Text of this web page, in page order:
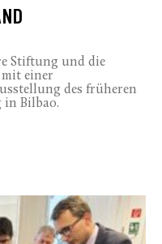
Stiftung und die
einer
des früheren
in Bilbao.